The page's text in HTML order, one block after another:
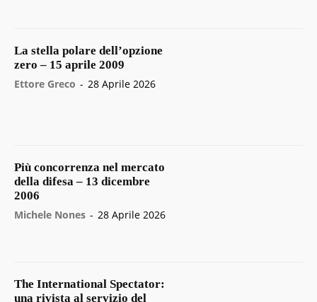
La stella polare dell’opzione
zero – 15 aprile 2009
Ettore Greco - 28 Aprile 2026
Più concorrenza nel mercato
della difesa – 13 dicembre
2006
Michele Nones - 28 Aprile 2026
The International Spectator:
una rivista al servizio del